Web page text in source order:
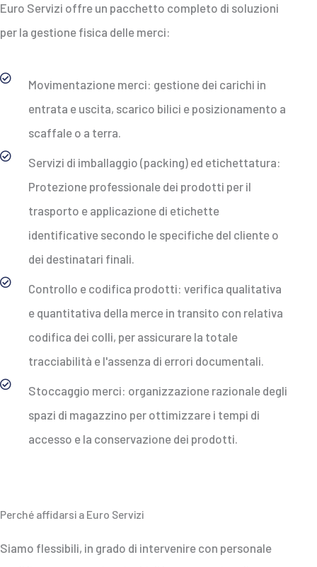
Euro Servizi offre un pacchetto completo di soluzioni
per la gestione fisica delle merci:
Movimentazione merci: gestione dei carichi in
entrata e uscita, scarico bilici e posizionamento a
scaffale o a terra.
Servizi di imballaggio (packing) ed etichettatura:
Protezione professionale dei prodotti per il
trasporto e applicazione di etichette
identificative secondo le specifiche del cliente o
dei destinatari finali.
Controllo e codifica prodotti: verifica qualitativa
e quantitativa della merce in transito con relativa
codifica dei colli, per assicurare la totale
tracciabilità e l'assenza di errori documentali.
Stoccaggio merci: organizzazione razionale degli
spazi di magazzino per ottimizzare i tempi di
accesso e la conservazione dei prodotti.
Perché affidarsi a Euro Servizi
Siamo flessibili, in grado di intervenire con personale